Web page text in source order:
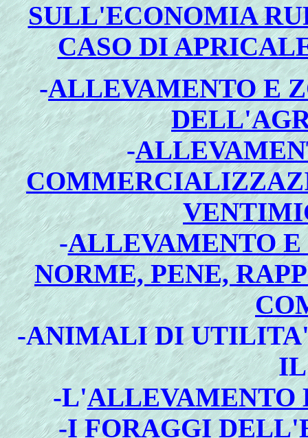
SULL'ECONOMIA
CASO DI
-ALLEVAMENTO E
-
-ALLEVAMENTO
NORME, PENE,
-ANIMALI DI
-L'ALLEVAMENTO
-I FORAGGI